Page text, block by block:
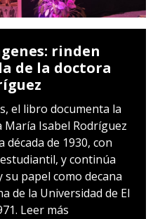
rinden
de la doctora
el libro documenta la
Isabel Rodríguez
de 1930, con
y continúa
papel como decana
de la Universidad de El
Leer más